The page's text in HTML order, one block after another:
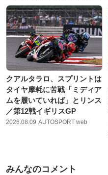
クアルタラロ、スプリントは
タイヤ摩耗に苦戦「ミディア
ムを履いていれば」とリンス
／第12戦イギリスGP
2026.08.09 AUTOSPORT web
みんなのコメント